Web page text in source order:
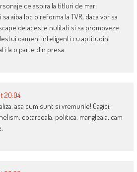
ce aspira la titluri de mari
aiba loc o reforma la TVR, daca vor sa
de aceste nulitati si sa promoveze
oameni inteligenti cu aptitudini
la o parte din presa.
20:04
asa cum sunt si vremurile! Gagici,
cotarceala, politica, mangleala, cam